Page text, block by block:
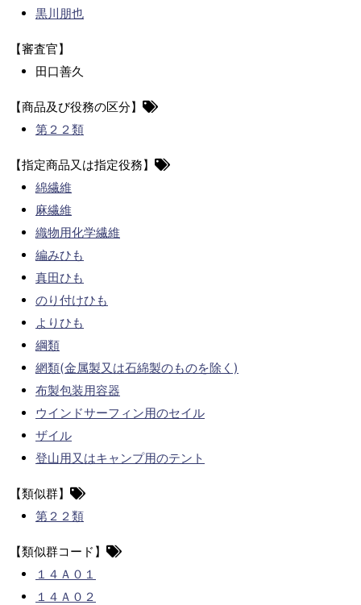
黒川朋也
【審査官】
田口善久
【商品及び役務の区分】
第２２類
【指定商品又は指定役務】
綿繊維
麻繊維
織物用化学繊維
編みひも
真田ひも
のり付けひも
よりひも
綱類
網類(金属製又は石綿製のものを除く)
布製包装用容器
ウインドサーフィン用のセイル
ザイル
登山用又はキャンプ用のテント
【類似群】
第２２類
【類似群コード】
１４Ａ０１
１４Ａ０２